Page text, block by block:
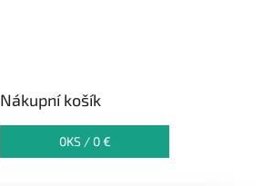
Nákupní košík
0KS / 0 €